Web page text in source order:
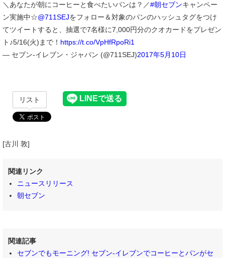
＼あなたが朝にコーヒーと食べたいパンは？／#朝セブンキャンペー
ン実施中☆@711SEJをフォロー＆対象のパンのハッシュタグをつけ
てツイートすると、抽選で7名様に7,000円分のクオカードをプレゼン
ト♪5/16(火)まで！ https://t.co/VpHfRpoRi1
— セブン‐イレブン・ジャパン (@711SEJ)2017年5月10日
リスト
[古川 敦]
関連リンク
ニュースリリース
朝セブン
関連記事
セブンでもモーニング! セブン‐イレブンでコーヒーとパンがセ